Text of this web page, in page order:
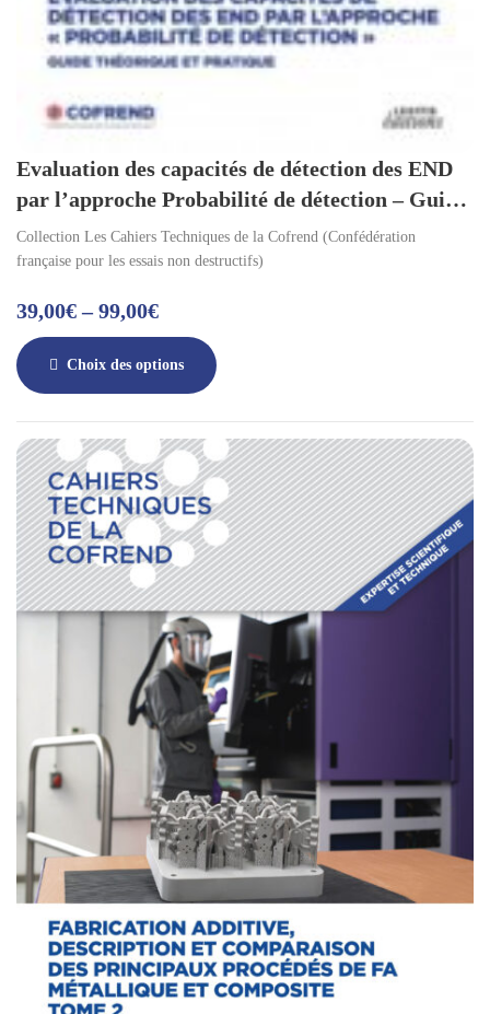
Evaluation des capacités de détection des END
par l’approche Probabilité de détection – Guide
théorique et pratique
Collection Les Cahiers Techniques de la Cofrend (Confédération
française pour les essais non destructifs)
39,00€–99,00€
Choix des options